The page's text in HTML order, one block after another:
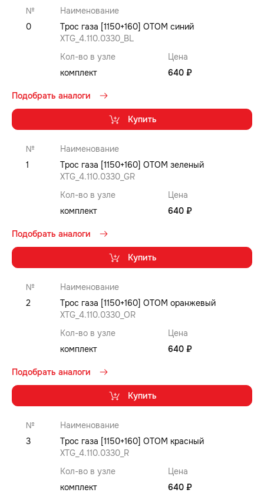
№
Наименование
0
Трос газа [1150+160] OTOM синий
XTG_4.110.0330_BL
Кол-во в узле
Цена
комплект
640 ₽
Купить
Подобрать аналоги
№
Наименование
1
Трос газа [1150+160] OTOM зеленый
XTG_4.110.0330_GR
Кол-во в узле
Цена
комплект
640 ₽
Купить
Подобрать аналоги
№
Наименование
2
Трос газа [1150+160] OTOM оранжевый
XTG_4.110.0330_OR
Кол-во в узле
Цена
комплект
640 ₽
Купить
Подобрать аналоги
№
Наименование
3
Трос газа [1150+160] OTOM красный
XTG_4.110.0330_R
Кол-во в узле
Цена
комплект
640 ₽